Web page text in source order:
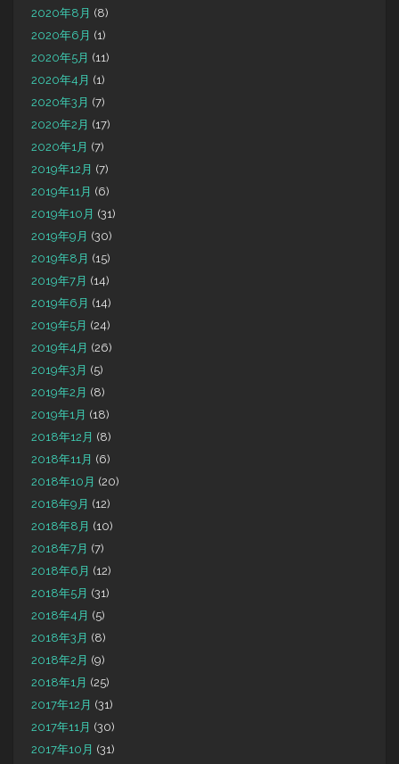
2020年8月 (8)
2020年6月 (1)
2020年5月 (11)
2020年4月 (1)
2020年3月 (7)
2020年2月 (17)
2020年1月 (7)
2019年12月 (7)
2019年11月 (6)
2019年10月 (31)
2019年9月 (30)
2019年8月 (15)
2019年7月 (14)
2019年6月 (14)
2019年5月 (24)
2019年4月 (26)
2019年3月 (5)
2019年2月 (8)
2019年1月 (18)
2018年12月 (8)
2018年11月 (6)
2018年10月 (20)
2018年9月 (12)
2018年8月 (10)
2018年7月 (7)
2018年6月 (12)
2018年5月 (31)
2018年4月 (5)
2018年3月 (8)
2018年2月 (9)
2018年1月 (25)
2017年12月 (31)
2017年11月 (30)
2017年10月 (31)